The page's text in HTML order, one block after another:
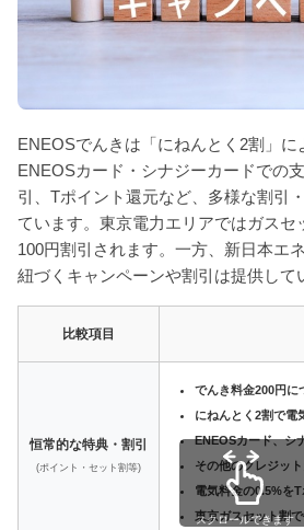
ENEOSでんきは「にねんとく2割」に
ENEOSカード・シナジーカードでの
引、Tポイント還元など、多様な割引
ています。東京電力エリアではガスセ
100円割引されます。一方、新日本エ
紐づくキャンペーンや割引は提供して
比較項目
恒常的な特典・割引
(ポイント・セット割等)
でんき料金200円に
にねんとく2割で電
ENEOSカード、シ
その他のクレジッ
電気料金の0.5%を
東京ガスセット割
スクロールできます